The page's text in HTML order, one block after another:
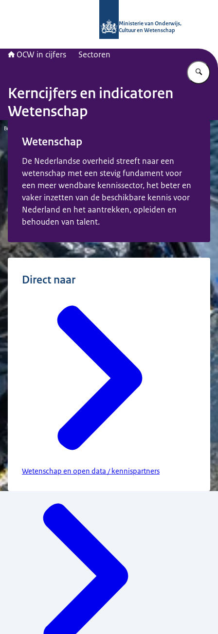
Ministerie van Onderwijs,
Cultuur en Wetenschap
OCW in cijfers Sectoren
Kerncijfers en indicatoren
Wetenschap
Beeld: © ANP
Wetenschap
De Nederlandse overheid streeft naar een
wetenschap met een stevig fundament voor
een meer wendbare kennissector, het beter en
vaker inzetten van de beschikbare kennis voor
Nederland en het aantrekken, opleiden en
behouden van talent.
Direct naar
Wetenschap en open data / kennispartners